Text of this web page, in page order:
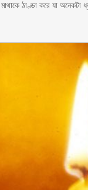
ঠাণ্ডা করে যা অনেকটা